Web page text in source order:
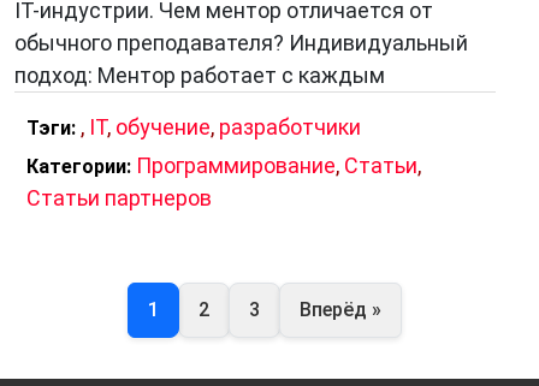
IT-индустрии. Чем ментор отличается от
обычного преподавателя? Индивидуальный
подход: Ментор работает с каждым
Тэги: , IT, обучение, разработчики
Категории: Программирование, Статьи,
Статьи партнеров
1 2 3 Вперёд »